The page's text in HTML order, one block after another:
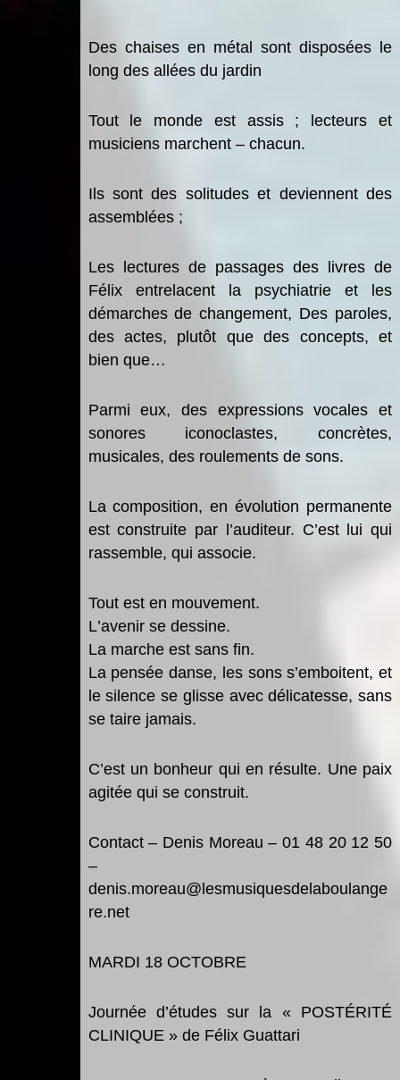
Des chaises en métal sont disposées le
long des allées du jardin
Tout le monde est assis ; lecteurs et
musiciens marchent – chacun.
Ils sont des solitudes et deviennent des
assemblées ;
Les lectures de passages des livres de
Félix entrelacent la psychiatrie et les
démarches de changement, Des paroles,
des actes, plutôt que des concepts, et
bien que…
Parmi eux,
des expressions vocales et
sonores iconoclastes, concrètes,
musicales, des roulements de sons.
La composition, en évolution permanente
est construite par l’auditeur. C’est lui qui
rassemble, qui associe.
Tout est en mouvement.
L’avenir se dessine.
La marche est sans fin.
La pensée danse, les sons s’emboitent, et
le silence se glisse avec délicatesse, sans
se taire jamais.
C’est un bonheur qui en résulte. Une paix
agitée qui se construit.
Contact– Denis Moreau– 01 48 20 12 50
–
denis.moreau@lesmusiquesdelaboulange
re.net
MARDI 18OCTOBRE
Journée d’études sur la « POSTÉRITÉ
CLINIQUE » de Félix Guattari